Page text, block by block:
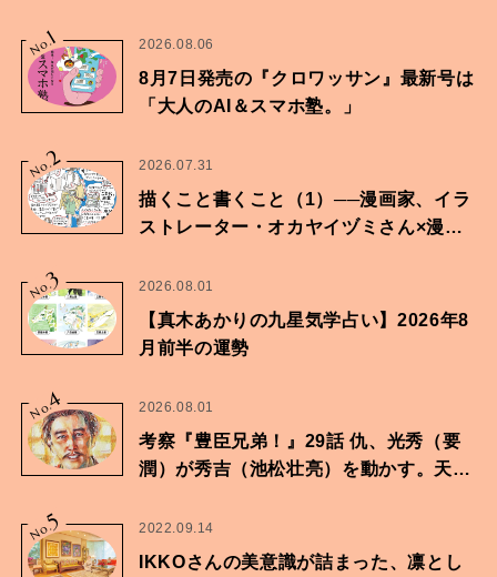
No.
1 2026.08.06
8月7日発売の『クロワッサン』最新号は
「大人のAI＆スマホ塾。」
No.2 2026.07.31
描くこと書くこと（1）──漫画家、イラ
ストレーター・オカヤイヅミさん×漫画
No.
3 2026.08.01
【真木あかりの九星気学占い】2026年8
月前半の運勢
No.
4 2026.08.01
考察『豊臣兄弟！』29話 仇、光秀（要
潤）が秀吉（池松壮亮）を動かす。天下
No.
5 2022.09.14
IKKOさんの美意識が詰まった、凛とし